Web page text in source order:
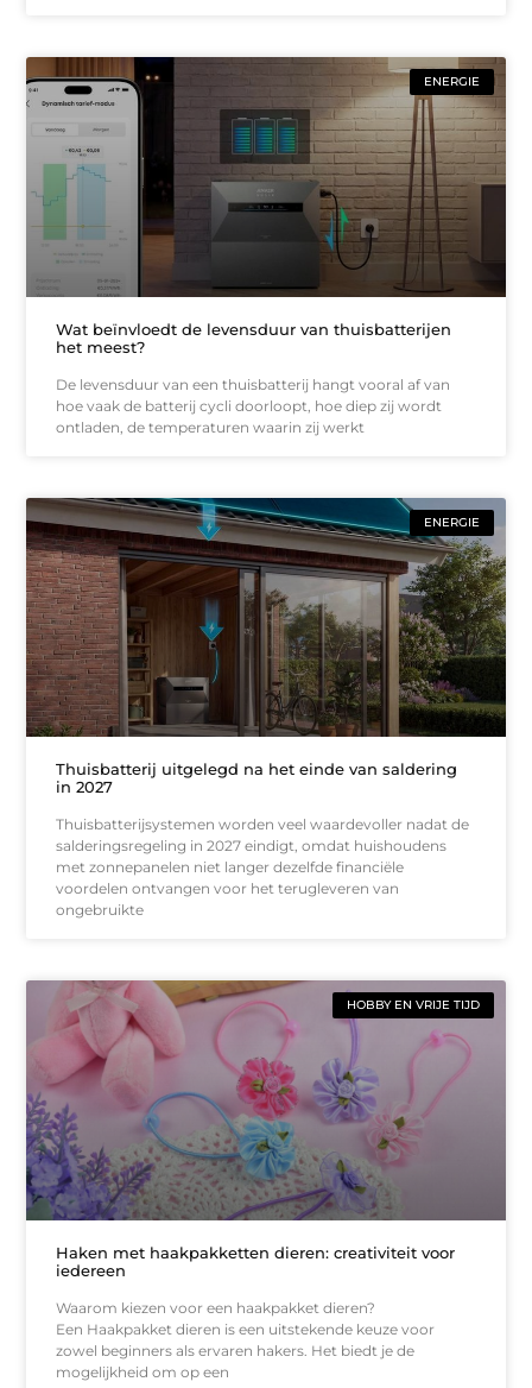
ENERGIE
Wat beïnvloedt de levensduur van thuisbatterijen
het meest?
De levensduur van een thuisbatterij hangt vooral af van
hoe vaak de batterij cycli doorloopt, hoe diep zij wordt
ontladen, de temperaturen waarin zij werkt
ENERGIE
Thuisbatterij uitgelegd na het einde van saldering
in 2027
Thuisbatterijsystemen worden veel waardevoller nadat de
salderingsregeling in 2027 eindigt, omdat huishoudens
met zonnepanelen niet langer dezelfde financiële
voordelen ontvangen voor het terugleveren van
ongebruikte
HOBBY EN VRIJE TIJD
Haken met haakpakketten dieren: creativiteit voor
iedereen
Waarom kiezen voor een haakpakket dieren?
Een Haakpakket dieren is een uitstekende keuze voor
zowel beginners als ervaren hakers. Het biedt je de
mogelijkheid om op een